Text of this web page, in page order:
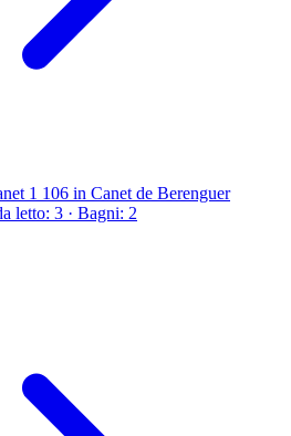
1 106 in Canet de Berenguer
letto: 3 · Bagni: 2